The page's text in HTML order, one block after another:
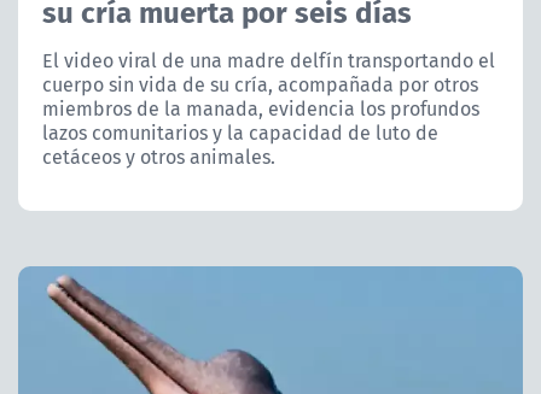
CORPORATIVO Y TRANSPARENCIA
CANAL DE DENUNCIAS
ÁREA DE PROYECTOS
su cría muerta por seis días
El video viral de una madre delfín transportando el
cuerpo sin vida de su cría, acompañada por otros
miembros de la manada, evidencia los profundos
lazos comunitarios y la capacidad de luto de
cetáceos y otros animales.